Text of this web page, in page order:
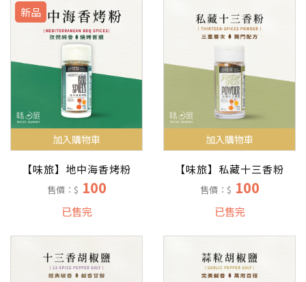
新品
加入購物車
【味旅】地中海香烤粉
售價：$ 100
已售完
加入購物車
【味旅】私藏十三香粉
售價：$ 100
已售完